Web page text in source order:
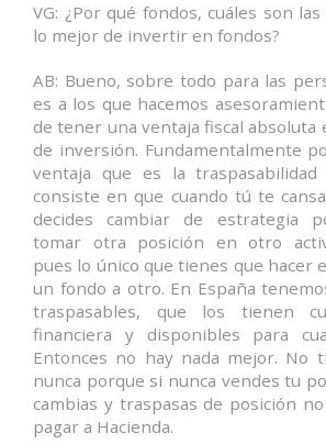
VG: ¿Por qué fondos, cuáles son
lo mejor de invertir en fondos?
AB: Bueno, sobre todo para las
es a los que hacemos
de tener una ventaja fiscal absoluta
de inversión. Fundamentalmente
ventaja que es la
consiste en que cuando tú te
decides cambiar de estrategia
tomar otra posición en otro
pues lo único que tienes que hacer
un fondo a otro. En España
traspasables, que los tienen
financiera y disponibles para
Entonces no hay nada mejor. No
nunca porque si nunca vendes tu
cambias y traspasas de posición
pagar a Hacienda.